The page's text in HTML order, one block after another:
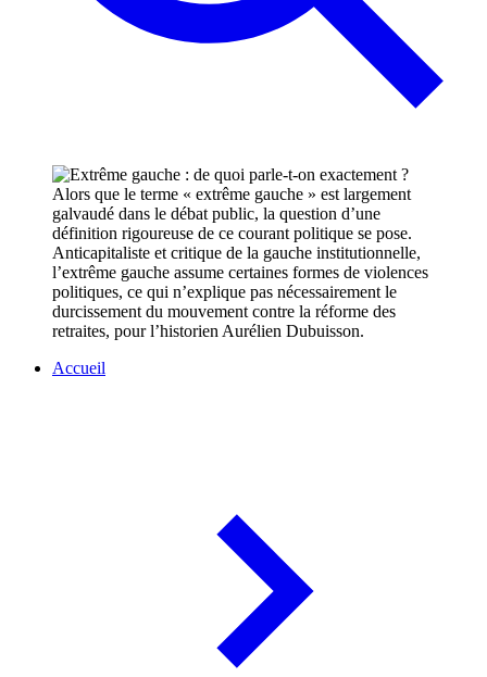
Alors que le terme « extrême gauche » est largement
galvaudé dans le débat public, la question d’une
définition rigoureuse de ce courant politique se pose.
Anticapitaliste et critique de la gauche institutionnelle,
l’extrême gauche assume certaines formes de violences
politiques, ce qui n’explique pas nécessairement le
durcissement du mouvement contre la réforme des
retraites, pour l’historien Aurélien Dubuisson.
Accueil